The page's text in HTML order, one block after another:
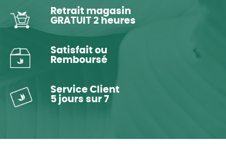
Retrait magasin
GRATUIT 2 heures
Satisfait ou
Remboursé
Service Client
5 jours sur 7